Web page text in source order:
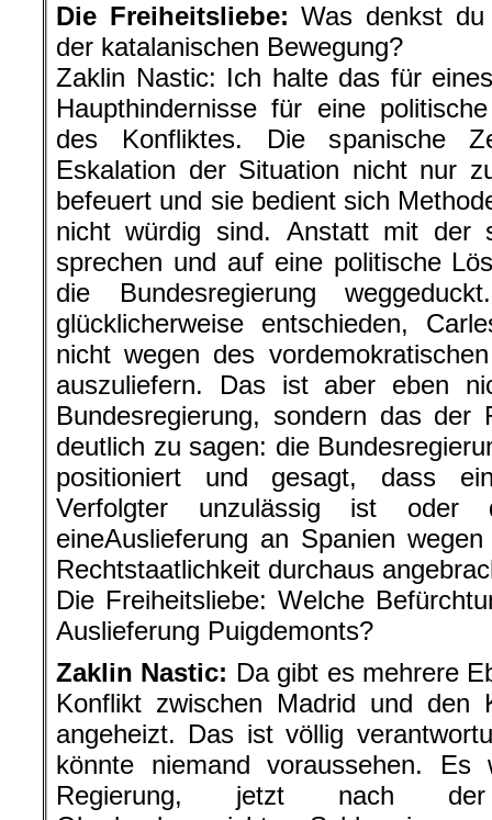
Die Freiheitsliebe: Was denkst du
der katalanischen Bewegung?
Zaklin Nastic: Ich halte das für
Haupthindernisse für eine
des Konfliktes. Die spanische
Eskalation der Situation nicht nur
befeuert und sie bedient sich
nicht würdig sind. Anstatt mit der
sprechen und auf eine politische
die Bundesregierung
glücklicherweise entschieden,
nicht wegen des
auszuliefern. Das ist aber eben
Bundesregierung, sondern das
deutlich zu sagen: die
positioniert und gesagt, dass
Verfolgter unzulässig ist oder
eineAuslieferung an Spanien
Rechtstaatlichkeit durchaus
Die Freiheitsliebe: Welche
Auslieferung Puigdemonts?
Zaklin Nastic: Da gibt es mehrere
Konflikt zwischen Madrid und den
angeheizt. Das ist völlig
könnte niemand voraussehen.
Regierung, jetzt nach